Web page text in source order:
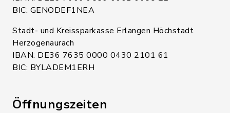
BIC: GENODEF1NEA
Stadt- und Kreissparkasse Erlangen Höchstadt
Herzogenaurach
IBAN: DE36 7635 0000 0430 2101 61
BIC: BYLADEM1ERH
Öffnungszeiten